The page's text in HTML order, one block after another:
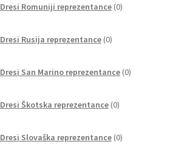
Dresi Romuniji reprezentance 0izdelkov
Dresi Rusija reprezentance 0izdelkov
Dresi San Marino reprezentance 0izdelkov
Dresi Škotska reprezentance 0izdelkov
Dresi Slovaška reprezentance 0izdelkov